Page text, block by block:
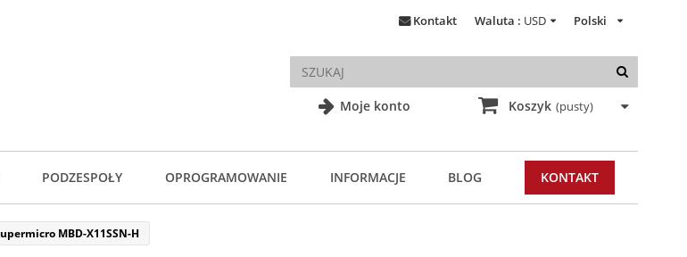
Moje konto
Polski
Waluta : USD
Kontakt
Koszyk (pusty)
PODZESPOŁY OPROGRAMOWANIE INFORMACJE BLOG KONTAKT
MBD-X11SSN-H